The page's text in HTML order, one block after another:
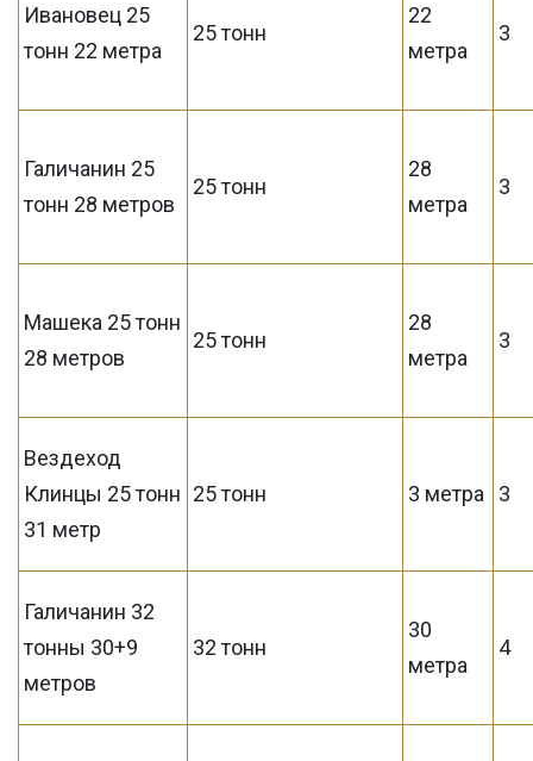
Ивановец 25
тонн 22 метра
25 тонн
22
метра
3
Галичанин 25
тонн 28 метров
25 тонн
28
метра
3
Машека 25 тонн
28 метров
25 тонн
28
метра
3
Вездеход
Клинцы 25 тонн
31 метр
25 тонн 3 метра 3
Галичанин 32
тонны 30+9
метров
32 тонн
30
метра
4